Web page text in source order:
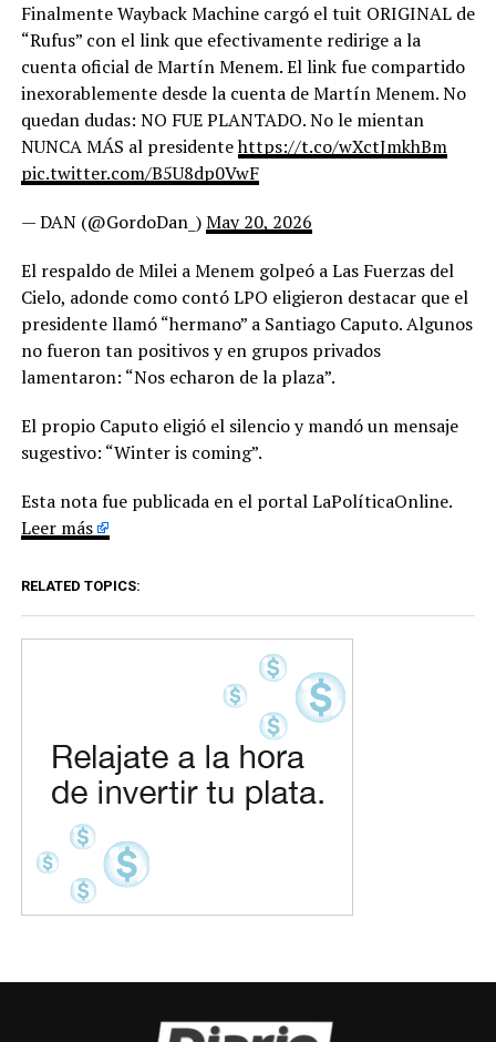
Finalmente Wayback Machine cargó el tuit ORIGINAL de
“Rufus” con el link que efectivamente redirige a la
cuenta oficial de Martín Menem. El link fue compartido
inexorablemente desde la cuenta de Martín Menem. No
quedan dudas: NO FUE PLANTADO. No le mientan
NUNCA MÁS al presidentehttps://t.co/wXctJmkhBm
pic.twitter.com/B5U8dp0VwF
— DAN (@GordoDan_)May 20, 2026
El respaldo de Milei a Menem golpeó a Las Fuerzas del
Cielo, adonde como contó LPO eligieron destacar que el
presidente llamó “hermano” a Santiago Caputo. Algunos
no fueron tan positivos y en grupos privados
lamentaron: “Nos echaron de la plaza”.
El propio Caputo eligió el silencio y mandó un mensaje
sugestivo: “Winter is coming”.
Esta nota fue publicada en el portal LaPolíticaOnline.
Leer más
RELATED TOPICS: